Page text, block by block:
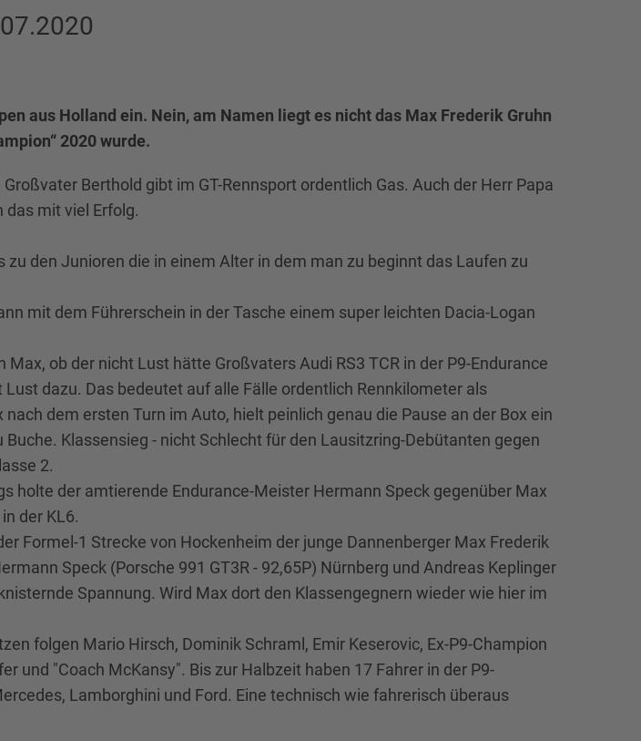
aus Holland ein. Nein, am Namen liegt es nicht das Max Frederik Gruhn
2020 wurde.
Berthold gibt im GT-Rennsport ordentlich Gas. Auch der Herr Papa
das mit viel Erfolg.
den Junioren die in einem Alter in dem man zu beginnt das Laufen zu
mit dem Führerschein in der Tasche einem super leichten Dacia-Logan
ob der nicht Lust hätte Großvaters Audi RS3 TCR in der P9-Endurance
dazu. Das bedeutet auf alle Fälle ordentlich Rennkilometer als
dem ersten Turn im Auto, hielt peinlich genau die Pause an der Box ein
Klassensieg - nicht Schlecht für den Lausitzring-Debütanten gegen
2.
holte der amtierende Endurance-Meister Hermann Speck gegenüber Max
der KL6.
Formel-1 Strecke von Hockenheim der junge Dannenberger Max Frederik
Speck (Porsche 991 GT3R - 92,65P) Nürnberg und Andreas Keplinger
Spannung. Wird Max dort den Klassengegnern wieder wie hier im
folgen Mario Hirsch, Dominik Schraml, Emir Keserovic, Ex-P9-Champion
und "Coach McKansy". Bis zur Halbzeit haben 17 Fahrer in der P9-
Lamborghini und Ford. Eine technisch wie fahrerisch überaus